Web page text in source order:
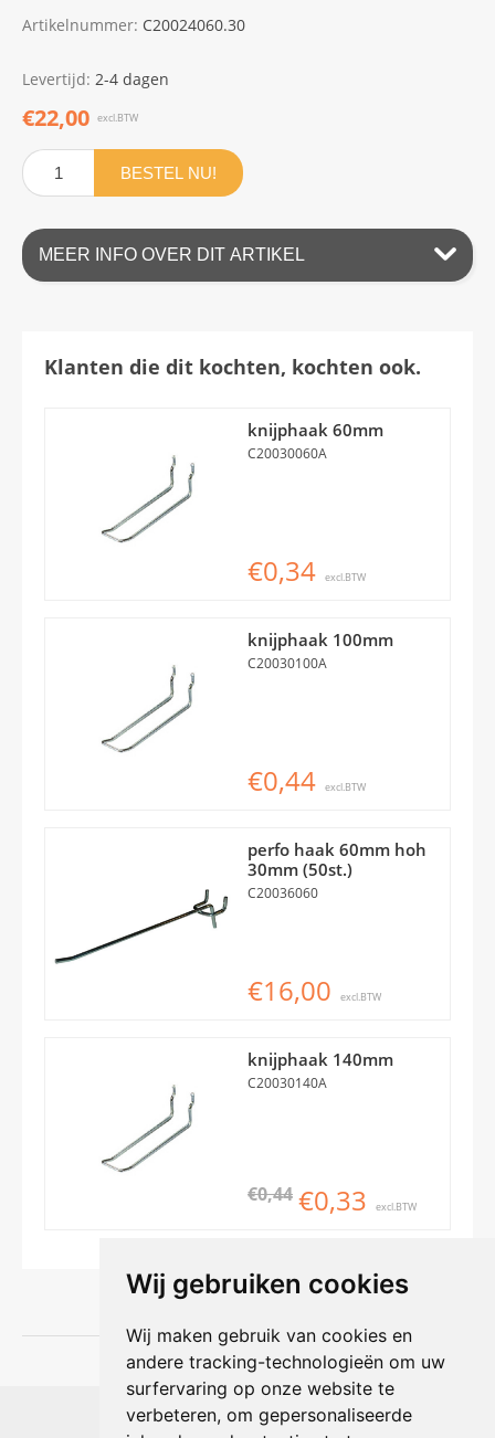
Wij gebruiken cookies
Wij maken gebruik van cookies en
andere tracking-technologieën om uw
surfervaring op onze website te
verbeteren, om gepersonaliseerde
Artikelnummer: C20024060.30
Levertijd: 2-4 dagen
€22,00 excl.BTW
BESTEL NU!
MEER INFO OVER DIT ARTIKEL
Klanten die dit kochten, kochten ook.
knijphaak 60mm
C20030060A
€0,34 excl.BTW
knijphaak 100mm
C20030100A
€0,44 excl.BTW
perfo haak 60mm hoh
30mm (50st.)
C20036060
€16,00 excl.BTW
knijphaak 140mm
C20030140A
€0,44 €0,33 excl.BTW
Shophouse online